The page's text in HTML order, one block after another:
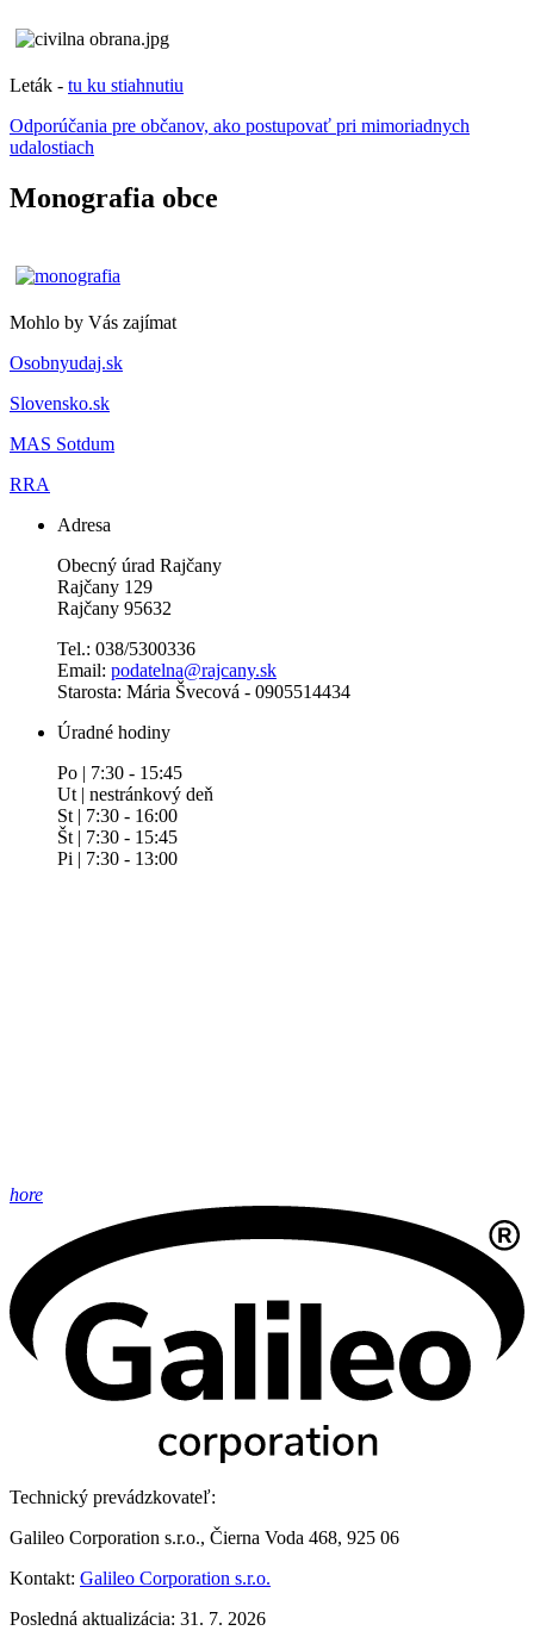
Leták - tu ku stiahnutiu
Odporúčania pre občanov, ako postupovať pri mimoriadnych
udalostiach
Monografia obce
Mohlo by Vás zajímat
Osobnyudaj.sk
Slovensko.sk
MAS Sotdum
RRA
Adresa
Obecný úrad Rajčany
Rajčany 129
Rajčany 95632
Tel.: 038/5300336
Email: podatelna@rajcany.sk
Starosta: Mária Švecová - 0905514434
Úradné hodiny
Po | 7:30 - 15:45
Ut | nestránkový deň
St | 7:30 - 16:00
Št | 7:30 - 15:45
Pi | 7:30 - 13:00
hore
Technický prevádzkovateľ:
Galileo Corporation s.r.o., Čierna Voda 468, 925 06
Kontakt: Galileo Corporation s.r.o.
Posledná aktualizácia: 31. 7. 2026